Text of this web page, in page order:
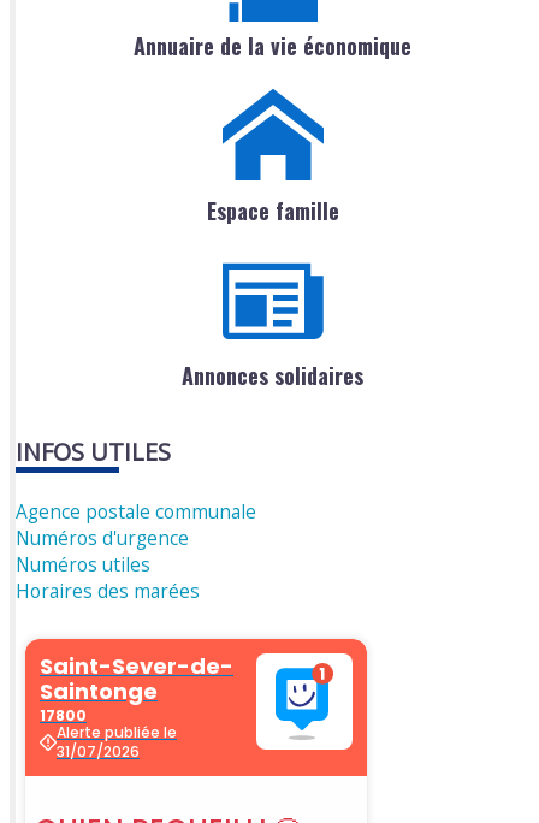
Annuaire de la vie économique
Espace famille
Annonces solidaires
INFOS UTILES
Agence postale communale
Numéros d'urgence
Numéros utiles
Horaires des marées